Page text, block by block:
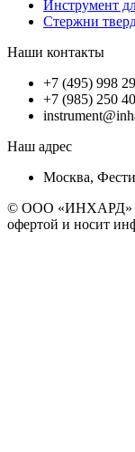
Инструмент
Стержни
Наши контакты
+7 (495) 998
+7 (985) 250
Наш адрес
Москва,
© ООО «ИНХАРД»
офертой и носит